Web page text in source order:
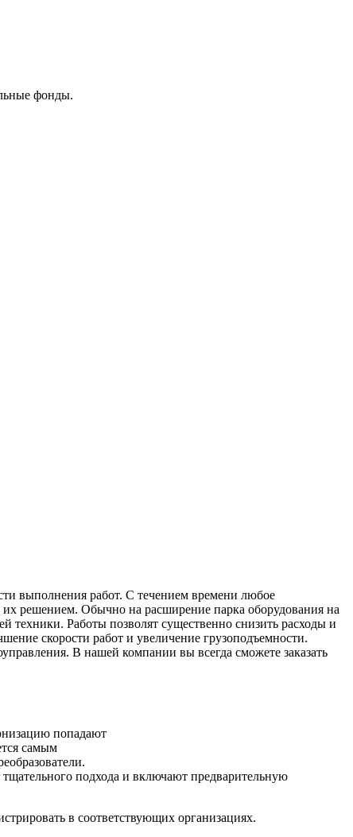
фонды.
выполнения работ. С течением времени любое
их решением. Обычно на расширение парка оборудования на
техники. Работы позволят существенно снизить расходы и
скорости работ и увеличение грузоподъемности.
В нашей компании вы всегда сможете заказать
попадают
самым
подхода и включают предварительную
в соответствующих организациях.